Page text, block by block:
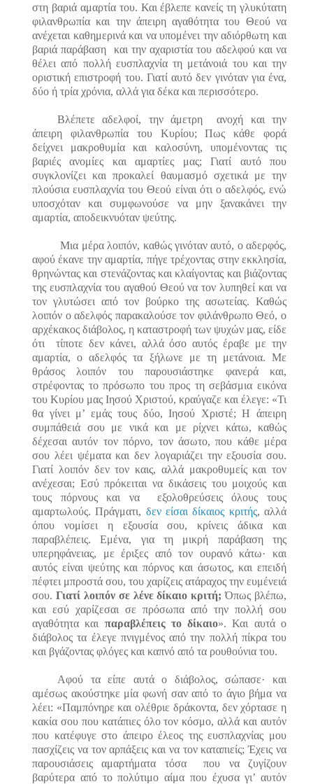
στη βαριά αμαρτία του. Και έβλεπε κανείς τη γλυκύτατη
φιλανθρωπία και την άπειρη αγαθότητα του Θεού να
ανέχεται καθημερινά και να υπομένει την αδιόρθωτη και
βαριά παράβαση και την αχαριστία του αδελφού και να
θέλει από πολλή ευσπλαχνία τη μετάνοιά του και την
οριστική επιστροφή του. Γιατί αυτό δεν γινόταν για ένα,
δύο ή τρία χρόνια, αλλά για δέκα και περισσότερο.
Βλέπετε αδελφοί, την άμετρη ανοχή και την
άπειρη φιλανθρωπία του Κυρίου; Πως κάθε φορά
δείχνει μακροθυμία και καλοσύνη, υπομένοντας τις
βαριές ανομίες και αμαρτίες μας; Γιατί αυτό που
συγκλονίζει και προκαλεί θαυμασμό σχετικά με την
πλούσια ευσπλαχνία του Θεού είναι ότι ο αδελφός, ενώ
υποσχόταν και συμφωνούσε να μην ξανακάνει την
αμαρτία, αποδεικνυόταν ψεύτης.
Μια μέρα λοιπόν, καθώς γινόταν αυτό, ο αδερφός,
αφού έκανε την αμαρτία, πήγε τρέχοντας στην εκκλησία,
θρηνώντας και στενάζοντας και κλαίγοντας και βιάζοντας
της ευσπλαχνία του αγαθού Θεού να τον λυπηθεί και να
τον γλυτώσει από τον βούρκο της ασωτείας. Καθώς
λοιπόν ο αδελφός παρακαλούσε τον φιλάνθρωπο Θεό, ο
αρχέκακος διάβολος, η καταστροφή των ψυχών μας, είδε
ότι τίποτε δεν κάνει, αλλά όσο αυτός έραβε με την
αμαρτία, ο αδελφός τα ξήλωνε με τη μετάνοια. Με
θράσος λοιπόν του παρουσιάστηκε φανερά και,
στρέφοντας το πρόσωπο του προς τη σεβάσμια εικόνα
του Κυρίου μας Ιησού Χριστού, κραύγαζε και έλεγε: «Τι
θα γίνει μ’ εμάς τους δύο, Ιησού Χριστέ; Η άπειρη
συμπάθειά σου με νικά και με ρίχνει κάτω, καθώς
δέχεσαι αυτόν τον πόρνο, τον άσωτο, που κάθε μέρα
σου λέει ψέματα και δεν λογαριάζει την εξουσία σου.
Γιατί λοιπόν δεν τον καις, αλλά μακροθυμείς και τον
ανέχεσαι; Εσύ πρόκειται να δικάσεις του μοιχούς και
τους πόρνους και να εξολοθρεύσεις όλους τους
αμαρτωλούς. Πράγματι, δεν είσαι δίκαιος κριτής, αλλά
όπου νομίσει η εξουσία σου, κρίνεις άδικα και
παραβλέπεις. Εμένα, για τη μικρή παράβαση της
υπερηφάνειας, με έριξες από τον ουρανό κάτω· και
αυτός είναι ψεύτης και πόρνος και άσωτος, και επειδή
πέφτει μπροστά σου, του χαρίζεις ατάραχος την ευμένειά
σου. Γιατί λοιπόν σε λένε δίκαιο κριτή; Όπως βλέπω,
και εσύ χαρίζεσαι σε πρόσωπα από την πολλή σου
αγαθότητα και παραβλέπεις το δίκαιο». Και αυτά ο
διάβολος τα έλεγε πνιγμένος από την πολλή πίκρα του
και βγάζοντας φλόγες και καπνό από τα ρουθούνια του.
Αφού τα είπε αυτά ο διάβολος, σώπασε· και
αμέσως ακούστηκε μία φωνή σαν από το άγιο βήμα να
λέει: «Παμπόνηρε και ολέθριε δράκοντα, δεν χόρτασε η
κακία σου που κατάπιες όλο τον κόσμο, αλλά και αυτόν
που κατέφυγε στο άπειρο έλεος της ευσπλαχνίας μου
πασχίζεις να τον αρπάξεις και να τον καταπιείς; Έχεις να
παρουσιάσεις αμαρτήματα τόσα που να ζυγίζουν
βαρύτερα από το πολύτιμο αίμα που έχυσα γι’ αυτόν